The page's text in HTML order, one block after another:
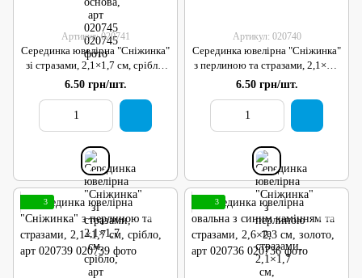
Артикул: 020741
Серединка ювелірна "Сніжинка"
зі стразами, 2,1×1,7 см, срібло,
арт 020741
6.50 грн/шт.
Артикул: 020740
Серединка ювелірна "Сніжинка"
з перлиною та стразами, 2,1×1,7
см, золото, арт 020740
6.50 грн/шт.
3 3